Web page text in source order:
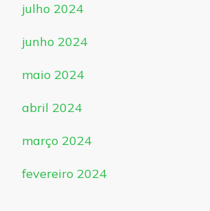
julho 2024
junho 2024
maio 2024
abril 2024
março 2024
fevereiro 2024